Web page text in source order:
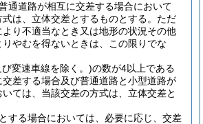
通道路が相互に交差する場合において
は、立体交差とするものとする。 ただ
より不適当なとき又は地形の状況その他
やむを得ないときは、この限りでな
変速車線を除く。)の数が4以上である
差する場合及び普通道路と小型道路が
ては、当該交差の方式は、立体交差と
する場合においては、必要に応じ、交差